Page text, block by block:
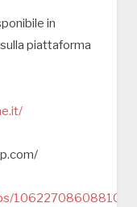
in
piattaforma